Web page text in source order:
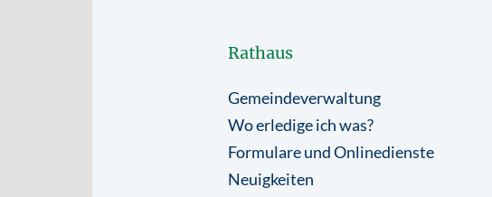
Rathaus
Gemeindeverwaltung
Wo erledige ich was?
Formulare und Onlinedienste
Neuigkeiten